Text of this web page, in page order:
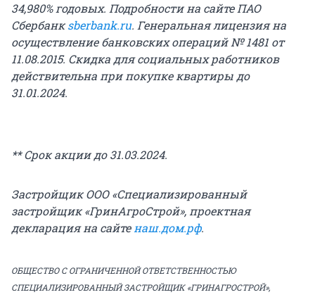
34,980% годовых. Подробности на сайте ПАО
Сбербанкsberbank.ru. Генеральная лицензия на
осуществление банковских операций № 1481 от
11.08.2015. Скидка для социальных работников
действительна при покупке квартиры до
31.01.2024.
** Срок акции до 31.03.2024.
Застройщик ООО «Специализированный
застройщик «ГринАгроСтрой», проектная
декларация на сайтенаш.дом.рф.
ОБЩЕСТВО С ОГРАНИЧЕННОЙ ОТВЕТСТВЕННОСТЬЮ
СПЕЦИАЛИЗИРОВАННЫЙ ЗАСТРОЙЩИК «ГРИНАГРОСТРОЙ»,